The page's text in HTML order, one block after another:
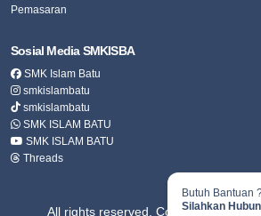
Pemasaran
Sosial Media SMKISBA
SMK Islam Batu
smkislambatu
smkislambatu
SMK ISLAM BATU
SMK ISLAM BATU
Threads
All rights reserved. Copyright ©2026
Silahkan